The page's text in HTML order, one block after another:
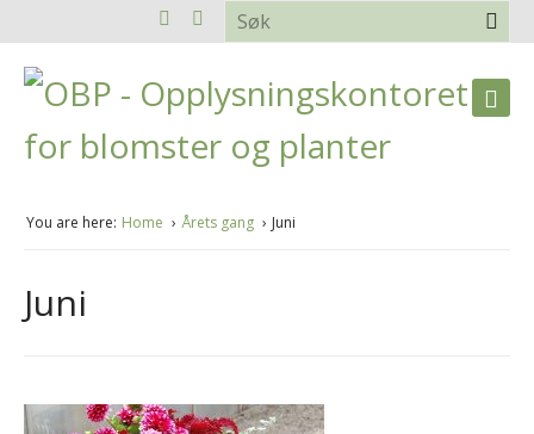
You are here: Home Årets gang Juni
Juni